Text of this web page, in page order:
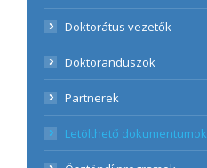
Doktorátus vezetők
Doktoranduszok
Partnerek
Letölthető dokumentumok